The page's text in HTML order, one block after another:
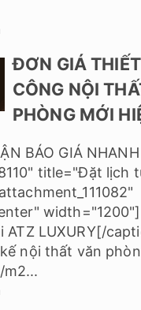
ĐƠN GIÁ
CÔNG NỘI
PHÒNG MỚI
BÁO GIÁ
title="Đặt lịch
ATZ LUXURY[/
nội thất văn
m2...